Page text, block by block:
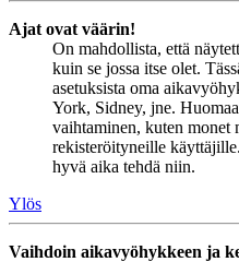
Ajat ovat väärin!
On mahdollista, että
kuin se jossa itse olet.
asetuksista oma
York, Sidney, jne.
vaihtaminen, kuten monet
rekisteröityneille
hyvä aika tehdä niin.
Ylös
Vaihdoin aikavyöhykkeen ja